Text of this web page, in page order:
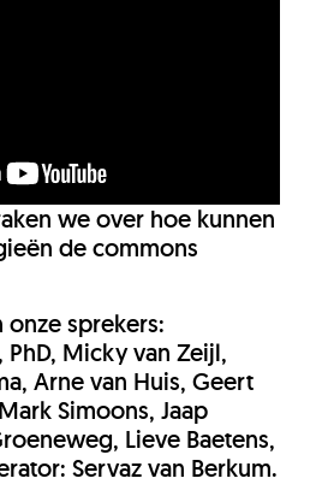
we over hoe kunnen
de commons
onze sprekers:
PhD, Micky van Zeijl,
Arne van Huis, Geert
Simoons, Jaap
Lieve Baetens,
Servaz van Berkum.